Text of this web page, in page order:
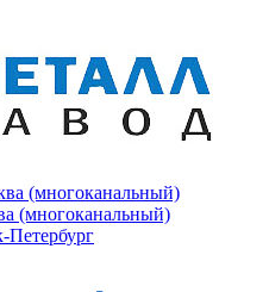
(многоканальный)
(многоканальный)
Петербург